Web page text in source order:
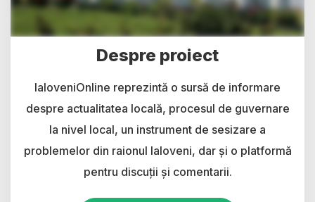
Despre proiect
IaloveniOnline reprezintă o sursă de informare
despre actualitatea locală, procesul de guvernare
la nivel local, un instrument de sesizare a
problemelor din raionul Ialoveni, dar și o platformă
pentru discuții și comentarii.